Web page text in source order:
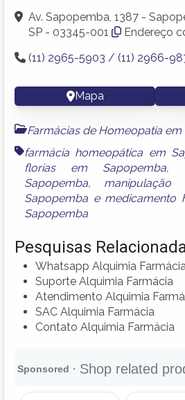
Av. Sapopemba, 1387 -
SP - 03345-001
Endereço
(11) 2965-5903 / (11) 2966-
Mapa
Farmácias de Homeopatia
farmácia homeopática em
florias em Sapopemba,
Sapopemba, manipulação
Sapopemba e medicamento
Sapopemba
Pesquisas
Whatsapp Alquimia Farmácia
Suporte Alquimia Farmácia
Atendimento Alquimia
SAC Alquimia Farmácia
Contato Alquimia Farmácia